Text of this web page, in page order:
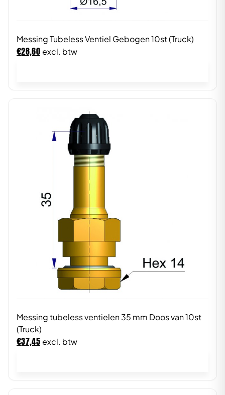
Messing Tubeless Ventiel Gebogen 10st (Truck)
€28,60 excl. btw
Messing tubeless ventielen 35 mm Doos van 10st
(Truck)
€37,45 excl. btw